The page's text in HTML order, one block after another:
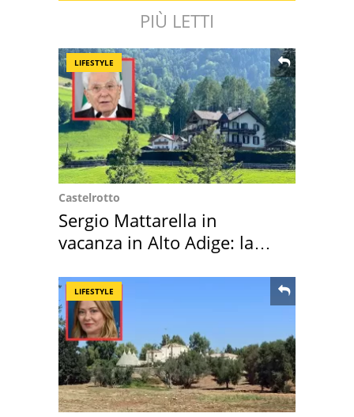
PIÙ LETTI
LIFESTYLE
Castelrotto
Sergio Mattarella in
vacanza in Alto Adige: la
LIFESTYLE